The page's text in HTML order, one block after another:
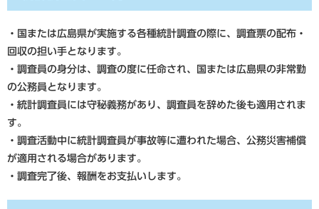
・国または広島県が実施する各種統計調査の際に、調査票の配布・
回収の担い手となります。
・調査員の身分は、調査の度に任命され、国または広島県の非常勤
の公務員となります。
・統計調査員には守秘義務があり、調査員を辞めた後も適用されま
す。
・調査活動中に統計調査員が事故等に遭われた場合、公務災害補償
が適用される場合があります。
・調査完了後、報酬をお支払いします。